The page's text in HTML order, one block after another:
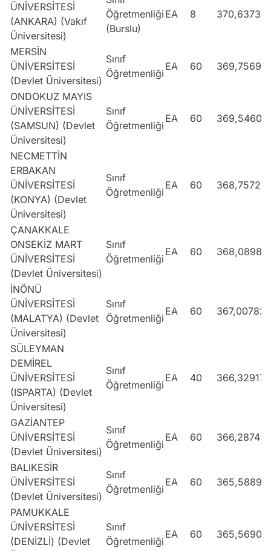
ÜNİVERSİTESİ
(ANKARA) (Vakıf
Üniversitesi)
Öğretmenliği
(Burslu)
EA 8 370,63738
MERSİN
ÜNİVERSİTESİ
(Devlet Üniversitesi)
Sınıf
Öğretmenliği
EA 60 369,75695
ONDOKUZ MAYIS
ÜNİVERSİTESİ
(SAMSUN) (Devlet
Üniversitesi)
Sınıf
Öğretmenliği
EA 60 369,54608
NECMETTİN
ERBAKAN
ÜNİVERSİTESİ
(KONYA) (Devlet
Üniversitesi)
Sınıf
Öğretmenliği
EA 60 368,75728
ÇANAKKALE
ONSEKİZ MART
ÜNİVERSİTESİ
(Devlet Üniversitesi)
Sınıf
Öğretmenliği
EA 60 368,08983
İNÖNÜ
ÜNİVERSİTESİ
(MALATYA) (Devlet
Üniversitesi)
Sınıf
Öğretmenliği
EA 60 367,00782
SÜLEYMAN
DEMİREL
ÜNİVERSİTESİ
(ISPARTA) (Devlet
Üniversitesi)
Sınıf
Öğretmenliği
EA 40 366,32917
GAZİANTEP
ÜNİVERSİTESİ
(Devlet Üniversitesi)
Sınıf
Öğretmenliği
EA 60 366,2874
BALIKESİR
ÜNİVERSİTESİ
(Devlet Üniversitesi)
Sınıf
Öğretmenliği
EA 60 365,58899
PAMUKKALE
ÜNİVERSİTESİ
(DENİZLİ) (Devlet
Sınıf
Öğretmenliği
EA 60 365,56909